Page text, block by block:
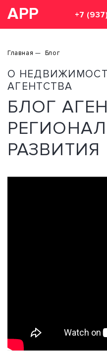
АРР +7
Главная Блог
О
АГЕНТСТВА
БЛОГ
РАЗВИТИЯ